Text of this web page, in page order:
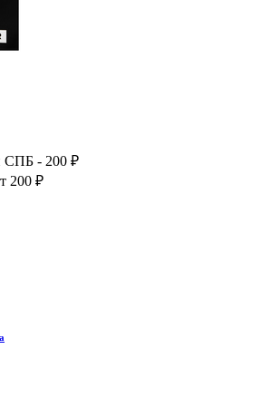
СПБ - 200 ₽
200 ₽